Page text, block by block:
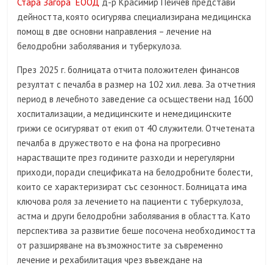
дейността, която осигурява специализирана медицинска
помощ в две основни направления – лечение на
белодробни заболявания и туберкулоза.
През 2025 г. болницата отчита положителен финансов
резултат с печалба в размер на 102 хил. лева. За отчетния
период в лечебното заведение са осъществени над 1600
хоспитализации, а медицинските и немедицинските
грижи се осигуряват от екип от 40 служители. Отчетената
печалба в дружеството е на фона на прогресивно
нарастващите през годините разходи и нерегулярни
приходи, поради спецификата на белодробните болести,
които се характеризират със сезонност. Болницата има
ключова роля за лечението на пациенти с туберкулоза,
астма и други белодробни заболявания в областта. Като
перспектива за развитие беше посочена необходимостта
от разширяване на възможностите за съвременно
лечение и рехабилитация чрез въвеждане на